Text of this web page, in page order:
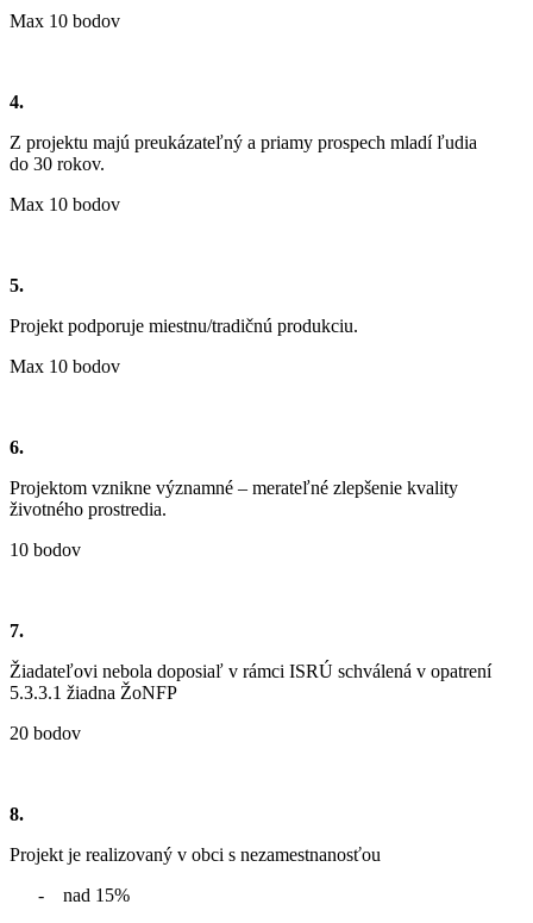
Max 10 bodov
4.
Z projektu majú preukázateľný a priamy prospech mladí ľudia
do 30 rokov.
Max 10 bodov
5.
Projekt podporuje miestnu/tradičnú produkciu.
Max 10 bodov
6.
Projektom vznikne významné – merateľné zlepšenie kvality
životného prostredia.
10 bodov
7.
Žiadateľovi nebola doposiaľ v rámci ISRÚ schválená v opatrení
5.3.3.1 žiadna ŽoNFP
20 bodov
8.
Projekt je realizovaný v obci s nezamestnanosťou
- nad 15%